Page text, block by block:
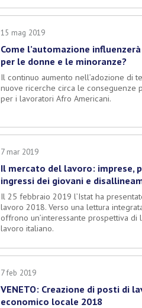
15 mag 2019
Come l’automazione
per le donne e le minoranze?
Il continuo aumento nell’adozione di
nuove ricerche circa le conseguenze
per i lavoratori Afro Americani.
7 mar 2019
Il mercato del lavoro: imprese,
ingressi dei giovani e
Il 25 febbraio 2019 l’Istat ha
lavoro 2018. Verso una lettura
offrono un’interessante prospettiva
lavoro italiano.
7 feb 2019
VENETO: Creazione di posti di
economico locale 2018